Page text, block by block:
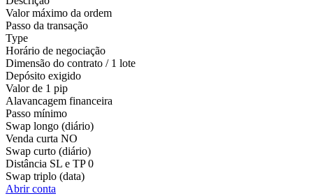
Valor máximo da ordem
Passo da transação
Type
Horário de negociação
Dimensão do contrato / 1 lote
Depósito exigido
Valor de 1 pip
Alavancagem financeira
Passo mínimo
Swap longo (diário)
Venda curta NO
Swap curto (diário)
Distância SL e TP 0
Swap triplo (data)
Abrir conta